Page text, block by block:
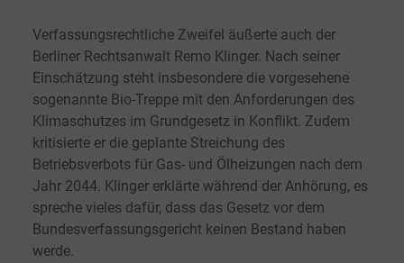
Verfassungsrechtliche Zweifel äußerte auch der
Berliner Rechtsanwalt Remo Klinger. Nach seiner
Einschätzung steht insbesondere die vorgesehene
sogenannte Bio-Treppe mit den Anforderungen des
Klimaschutzes im Grundgesetz in Konflikt. Zudem
kritisierte er die geplante Streichung des
Betriebsverbots für Gas- und Ölheizungen nach dem
Jahr 2044. Klinger erklärte während der Anhörung, es
spreche vieles dafür, dass das Gesetz vor dem
Bundesverfassungsgericht keinen Bestand haben
werde.